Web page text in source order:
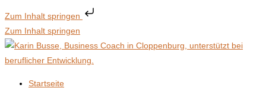
Zum Inhalt springen
Zum Inhalt springen
Startseite